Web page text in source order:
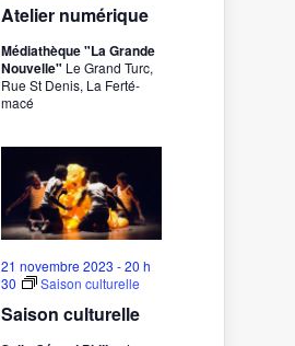
Atelier numérique
Médiathèque "La Grande
Nouvelle" Le Grand Turc,
Rue St Denis, La Ferté-
macé
Saison culturelle
21 novembre 2023 - 20 h
30
Saison culturelle